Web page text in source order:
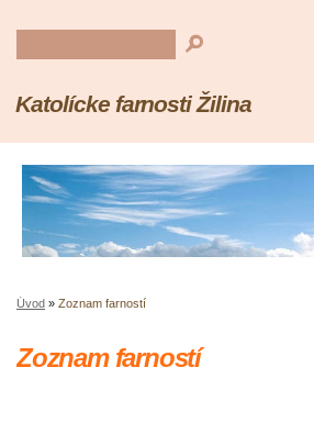
Katolícke farnosti Žilina
Úvod » Zoznam farností
Zoznam farností